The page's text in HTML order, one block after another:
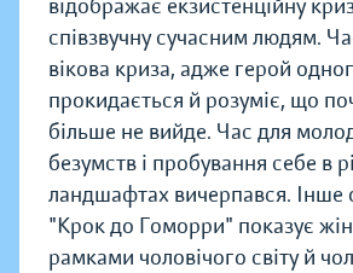
відображає екзистенційну
співзвучну сучасним людям.
вікова криза, адже герой
прокидається й розуміє, що
більше не вийде. Час для
безумств і пробування себе в
ландшафтах вичерпався. Інше
"Крок до Гоморри" показує
рамками чоловічого світу й